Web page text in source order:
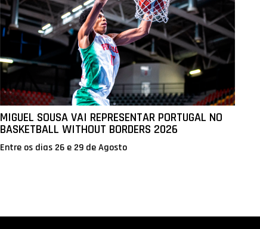
MIGUEL SOUSA VAI REPRESENTAR PORTUGAL NO
BASKETBALL WITHOUT BORDERS 2026
Entre os dias 26 e 29 de Agosto